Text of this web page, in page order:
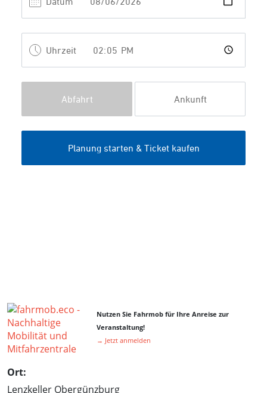
Nutzen Sie Fahrmob für Ihre Anreise zur
Veranstaltung!
→ Jetzt anmelden
Ort:
Lenzkeller Obergünzburg